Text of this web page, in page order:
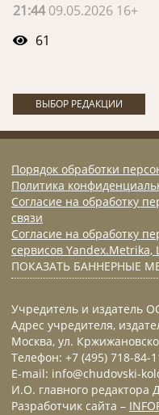
21:4409.05.2026 16+
61
ВЫБОР РЕДАКЦИИ
Порядок обработки
Политика
Согласие на обработку
связи
Согласие на обработку
сервисов
ПОКАЗАТЬ БАННЕРНЫЕ
Учредитель и издатель
Адрес учредителя,
Москва, ул.
Телефон: +7 (495) 718-84-
E-mail: info@chudovski-
И.О. главного редактора
Разработчик сайта –